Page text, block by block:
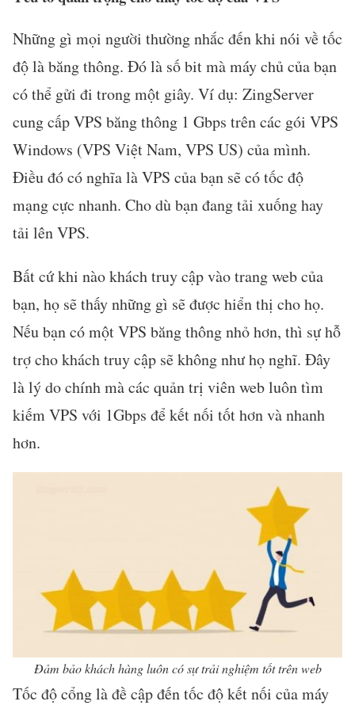
Những gì mọi người thường nhắc đến khi nói về tốc
độ là băng thông. Đó là số bit mà máy chủ của bạn
có thể gửi đi trong một giây. Ví dụ: ZingServer
cung cấp VPS băng thông 1 Gbps trên các gói VPS
Windows (VPS Việt Nam, VPS US) của mình.
Điều đó có nghĩa là VPS của bạn sẽ có tốc độ
mạng cực nhanh. Cho dù bạn đang tải xuống hay
tải lên VPS.
Bất cứ khi nào khách truy cập vào trang web của
bạn, họ sẽ thấy những gì sẽ được hiển thị cho họ.
Nếu bạn có một VPS băng thông nhỏ hơn, thì sự hỗ
trợ cho khách truy cập sẽ không như họ nghĩ. Đây
là lý do chính mà các quản trị viên web luôn tìm
kiếm VPS với 1Gbps để kết nối tốt hơn và nhanh
hơn.
Đảm bảo khách hàng luôn có sự trải nghiệm tốt trên web
Tốc độ cổng là đề cập đến tốc độ kết nối của máy